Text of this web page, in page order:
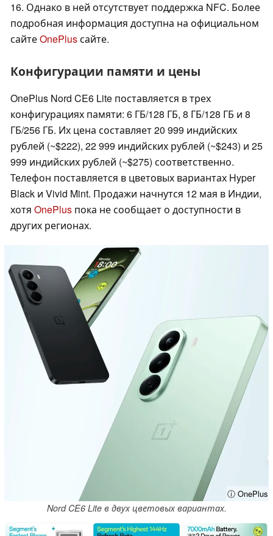
16. Однако в ней отсутствует поддержка NFC. Более
подробная информация доступна на официальном
сайтеOnePlusсайте.
Конфигурации памяти и цены
OnePlus Nord CE6 Lite поставляется в трех
конфигурациях памяти: 6 ГБ/128 ГБ, 8 ГБ/128 ГБ и 8
ГБ/256 ГБ. Их цена составляет 20 999 индийских
рублей (~$222), 22 999 индийских рублей (~$243) и 25
999 индийских рублей (~$275) соответственно.
Телефон поставляется в цветовых вариантах Hyper
Black и Vivid Mint. Продажи начнутся 12 мая в Индии,
хотя OnePlus пока не сообщает о доступности в
других регионах.
ⓘ OnePlus
Nord CE6 Lite в двух цветовых вариантах.